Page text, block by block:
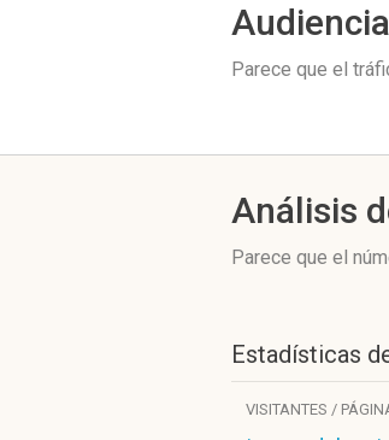
Parece que el
Análisis
Parece que el
Estadísticas
VISITANTES /